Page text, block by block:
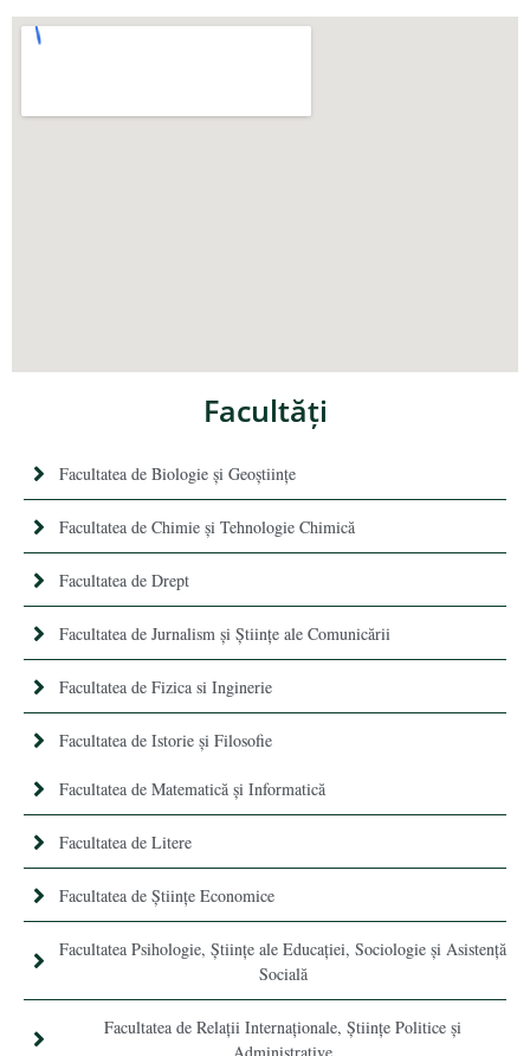
Facultăţi
Facultatea de Biologie și Geoștiințe
Facultatea de Chimie şi Tehnologie Chimică
Facultatea de Drept
Facultatea de Jurnalism şi Ştiinţe ale Comunicării
Facultatea de Fizica si Inginerie
Facultatea de Istorie şi Filosofie
Facultatea de Matematică şi Informatică
Facultatea de Litere
Facultatea de Științe Economice
Facultatea Psihologie, Ştiinţe ale Educaţiei, Sociologie și Asistență
Socială
Facultatea de Relaţii Internaţionale, Ştiinţe Politice şi